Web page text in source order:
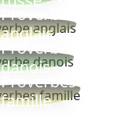
Proverbe
anglais
Proverbe
danois
Proverbes
famille